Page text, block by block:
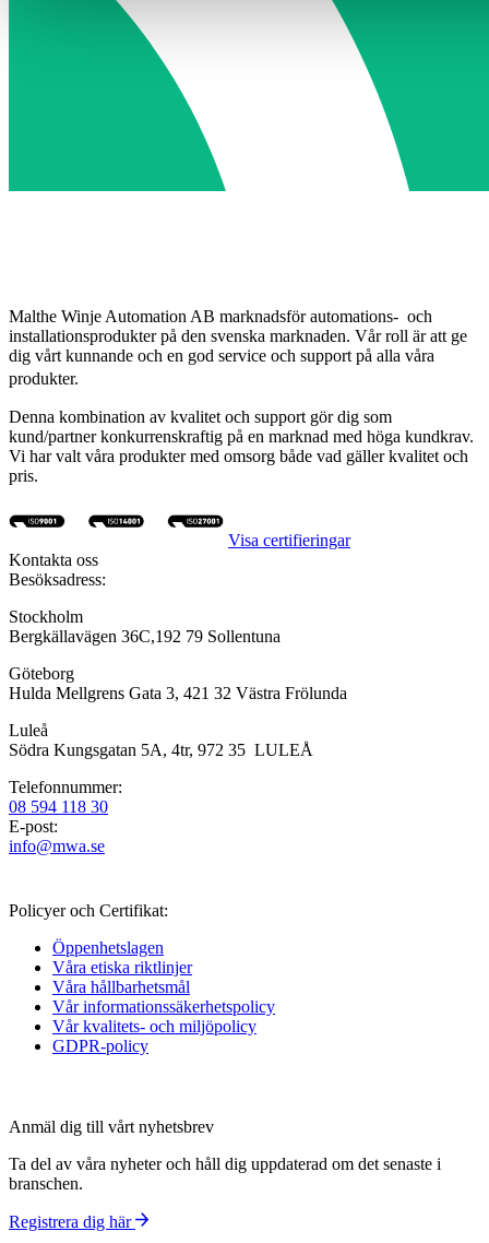
Malthe Winje Automation AB marknadsför automations- och
installationsprodukter på den svenska marknaden. Vår roll är att ge
dig vårt kunnande och en god service och support på alla våra
produkter.
Denna kombination av kvalitet och support gör dig som
kund/partner konkurrenskraftig på en marknad med höga kundkrav.
Vi har valt våra produkter med omsorg både vad gäller kvalitet och
pris.
Visa certifieringar
Kontakta oss
Besöksadress:
Stockholm
Bergkällavägen 36C,192 79 Sollentuna
Göteborg
Hulda Mellgrens Gata 3, 421 32 Västra Frölunda
Luleå
Södra Kungsgatan 5A, 4tr, 972 35 LULEÅ
Telefonnummer:
08 594 118 30
E-post:
info@mwa.se
Policyer och Certifikat:
Öppenhetslagen
Våra etiska riktlinjer
Våra hållbarhetsmål
Vår informations­säkerhetspolicy
Vår kvalitets- och miljöpolicy
GDPR-policy
Anmäl dig till vårt nyhetsbrev
Ta del av våra nyheter och håll dig uppdaterad om det senaste i
branschen.
Registrera dig här